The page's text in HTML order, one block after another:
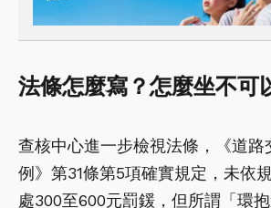
法條怎麼寫？怎麼坐不可
查核中心進一步檢視法條，《道路
例》第31條第5項確實規定，未依
處300至600元罰鍰，但所謂「環